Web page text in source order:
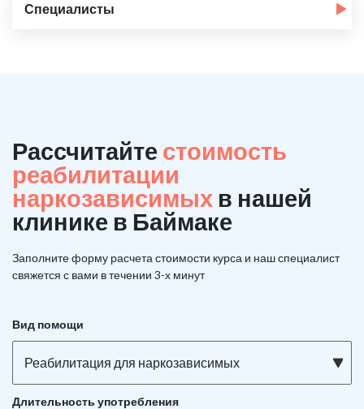
Специалисты
Рассчитайте стоимость
реабилитации
наркозависимых в нашей
клинике в Баймаке
Заполните форму расчета стоимости курса и наш специалист
свяжется с вами в течении 3-х минут
Вид помощи
Реабилитация для наркозависимых
Длительность употребления